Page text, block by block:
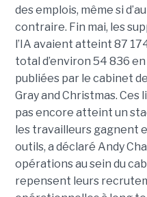
des emplois, même si
contraire. Fin mai, les
l’IA avaient atteint 87
total d’environ 54 836
publiées par le cabinet
Gray and Christmas. Ces
pas encore atteint un
les travailleurs gagnent
outils, a déclaré Andy
opérations au sein du
repensent leurs